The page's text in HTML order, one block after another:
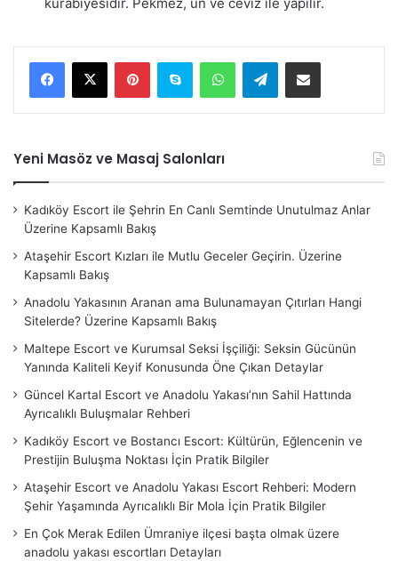
kurabiyesidir. Pekmez, un ve ceviz ile yapılır.
PinterestSkype WhatsAppTelegramE-Posta ile paylaş
Yeni Masöz ve Masaj Salonları
Kadıköy Escort ile Şehrin En Canlı Semtinde Unutulmaz Anlar
Üzerine Kapsamlı Bakış
Ataşehir Escort Kızları ile Mutlu Geceler Geçirin. Üzerine
Kapsamlı Bakış
Anadolu Yakasının Aranan ama Bulunamayan Çıtırları Hangi
Sitelerde? Üzerine Kapsamlı Bakış
Maltepe Escort ve Kurumsal Seksi İşçiliği: Seksin Gücünün
Yanında Kaliteli Keyif Konusunda Öne Çıkan Detaylar
Güncel Kartal Escort ve Anadolu Yakası’nın Sahil Hattında
Ayrıcalıklı Buluşmalar Rehberi
Kadıköy Escort ve Bostancı Escort: Kültürün, Eğlencenin ve
Prestijin Buluşma Noktası İçin Pratik Bilgiler
Ataşehir Escort ve Anadolu Yakası Escort Rehberi: Modern
Şehir Yaşamında Ayrıcalıklı Bir Mola İçin Pratik Bilgiler
En Çok Merak Edilen Ümraniye ilçesi başta olmak üzere
anadolu yakası escortları Detayları